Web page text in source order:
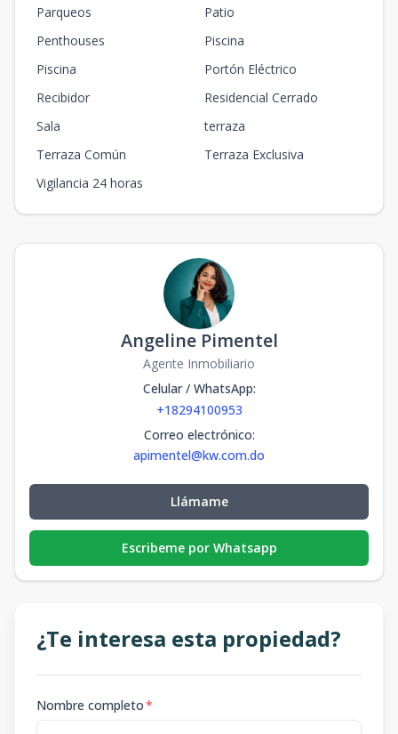
Parqueos
Patio
Penthouses
Piscina
Piscina
Portón Eléctrico
Recibidor
Residencial Cerrado
Sala
terraza
Terraza Común
Terraza Exclusiva
Vigilancia 24 horas
Angeline Pimentel
Agente Inmobiliario
Celular / WhatsApp:
+18294100953
Correo electrónico:
apimentel@kw.com.do
Llámame
Escribeme por Whatsapp
¿Te interesa esta propiedad?
Nombre completo*